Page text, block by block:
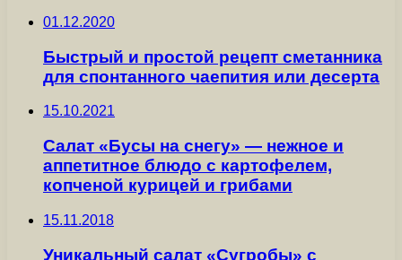
01.12.2020
Быстрый и простой рецепт сметанника
для спонтанного чаепития или десерта
15.10.2021
Салат «Бусы на снегу» — нежное и
аппетитное блюдо с картофелем,
копченой курицей и грибами
15.11.2018
Уникальный салат «Сугробы» с